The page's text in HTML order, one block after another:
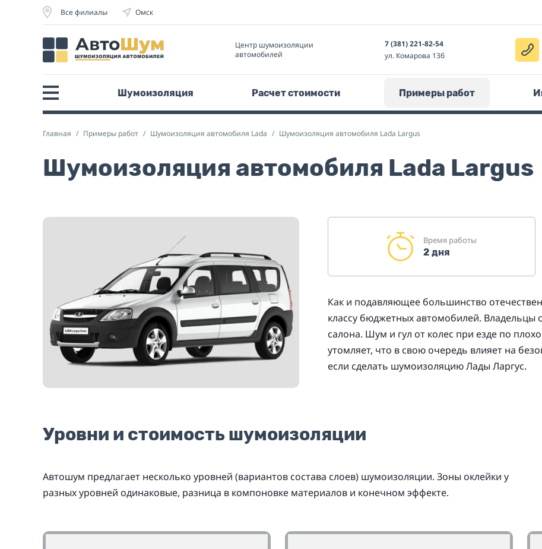
Все филиалы Омск
Центр шумоизоляции
автомобилей
7 (381) 221-82-54
ул. Комарова 13б
Шумоизоляция Расчет стоимости Примеры работ
Главная Примеры работ Шумоизоляция автомобиля Lada Шумоизоляция автомобиля Lada Largus
Шумоизоляция автомобиля Lada Largus
Время работы
2 дня
Как и подавляющее большинство
классу бюджетных автомобилей.
салона. Шум и гул от колес при езде по
утомляет, что в свою очередь влияет на
если сделать шумоизоляцию Лады Ларгус.
Уровни и стоимость шумоизоляции
Автошум предлагает несколько уровней (вариантов состава слоев) шумоизоляции. Зоны оклейки у
разных уровней одинаковые, разница в компоновке материалов и конечном эффекте.